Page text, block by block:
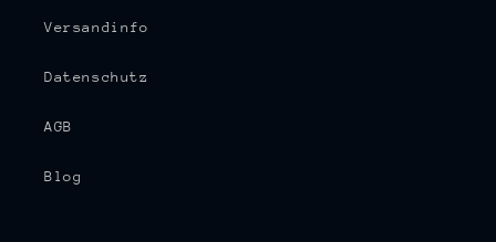
Versandinfo
Datenschutz
AGB
Blog